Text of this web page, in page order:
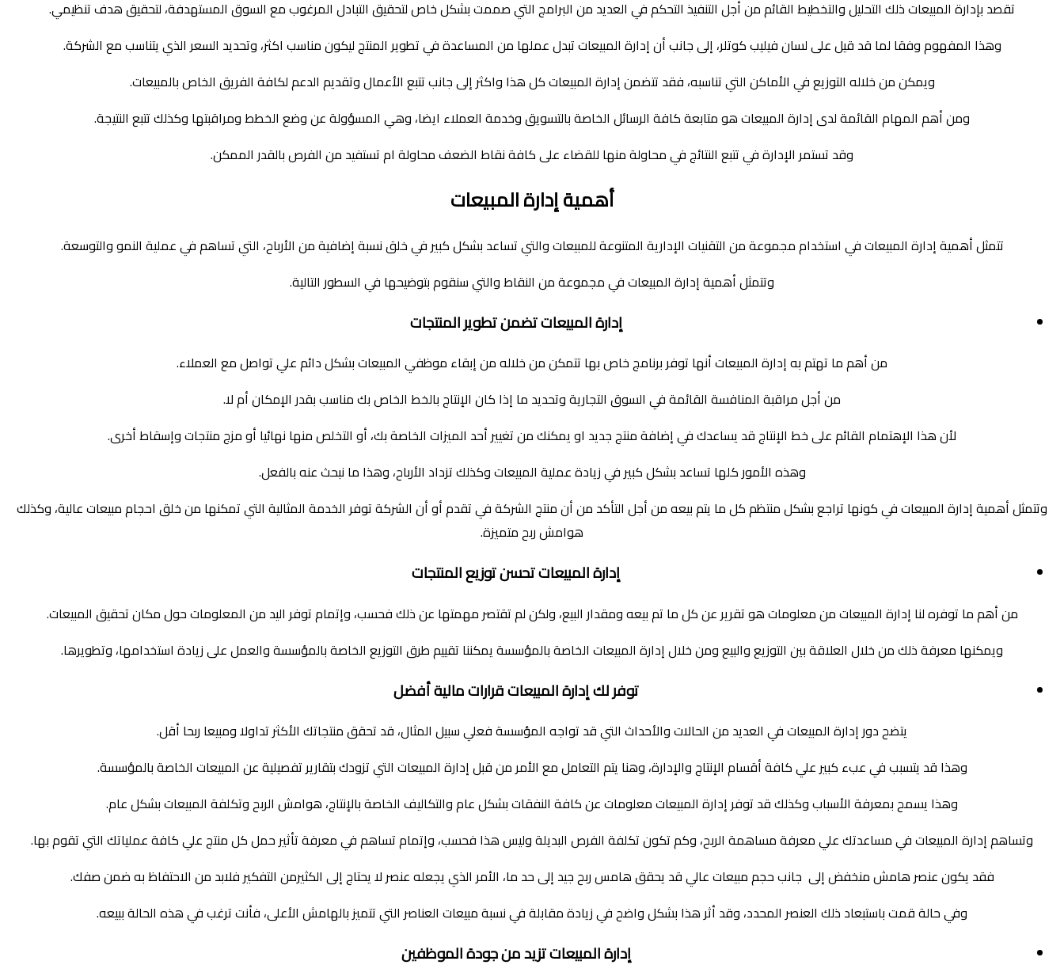
تقصد بإدارة المبيعات ذلك التحليل والتخطيط القائم من أجل التنفيذ التحكم في العديد من البرامج التي صممت بشكل خاص لتحقيق التبادل المرغوب مع السوق المستهدفة، لتحقيق هدف تنظيمي.
وهذا المفهوم وفقا لما قد قيل على لسان فيليب كوتلر، إلى جانب أن إدارة المبيعات تبدل عملها من المساعدة في تطوير المنتج ليكون مناسب اكثر، وتحديد السعر الذي يتناسب مع الشركة.
ويمكن من خلاله التوزيع في الأماكن التي تناسبه، فقد تتضمن إدارة المبيعات كل هذا واكثر إلى جانب تتبع الأعمال وتقديم الدعم لكافة الفريق الخاص بالمبيعات.
ومن أهم المهام القائمة لدى إدارة المبيعات هو متابعة كافة الرسائل الخاصة بالتسويق وخدمة العملاء ايضا، وهي المسؤولة عن وضع الخطط ومراقبتها وكذلك تتبع النتيجة.
وقد تستمر الإدارة في تتبع النتائج في محاولة منها للقضاء على كافة نقاط الضعف محاولة ام تستفيد من الفرص بالقدر الممكن.
أهمية إدارة المبيعات
تتمثل أهمية إدارة المبيعات في استخدام مجموعة من التقنيات الإدارية المتنوعة للمبيعات والتي تساعد بشكل كبير في خلق نسبة إضافية من الأرباح، التي تساهم في عملية النمو والتوسعة.
وتتمثل أهمية إدارة المبيعات في مجموعة من النقاط والتي سنقوم بتوضيحها في السطور التالية.
إدارة المبيعات تضمن تطوير المنتجات
من أهم ما تهتم به إدارة المبيعات أنها توفر برنامج خاص بها تتمكن من خلاله من إبقاء موظفي المبيعات بشكل دائم علي تواصل مع العملاء.
من أجل مراقبة المنافسة القائمة في السوق التجارية وتحديد ما إذا كان الإنتاج بالخط الخاص بك مناسب بقدر الإمكان أم لا.
لأن هذا الإهتمام القائم على خط الإنتاج قد يساعدك في إضافة منتج جديد او يمكنك من تغيير أحد الميزات الخاصة بك، أو التخلص منها نهائيا أو مزج منتجات وإسقاط أخرى.
وهذه الأمور كلها تساعد بشكل كبير في زيادة عملية المبيعات وكذلك تزداد الأرباح، وهذا ما نبحث عنه بالفعل.
وتتمثل أهمية إدارة المبيعات في كونها تراجع بشكل منتظم كل ما يتم بيعه من أجل التأكد من أن منتج الشركة في تقدم أو أن الشركة توفر الخدمة المثالية التي تمكنها من خلق احجام مبيعات عالية، وكذلك
هوامش ربح متميزة.
إدارة المبيعات تحسن توزيعالمنتجات
من أهم ما توفره لنا إدارة المبيعات من معلومات هو تقرير عن كل ما تم بيعه ومقدار البيع، ولكن لم تقتصر مهمتها عن ذلك فحسب، وإتمام توفر اليد من المعلومات حول مكان تحقيق المبيعات.
ويمكنها معرفة ذلك من خلال العلاقة بين التوزيع والبيع ومن خلال إدارة المبيعات الخاصة بالمؤسسة يمكننا تقييم طرق التوزيع الخاصة بالمؤسسة والعمل على زيادة استخدامها، وتطويرها.
توفر لك إدارة المبيعات قرارات مالية أفضل
يتضح دور إدارة المبيعات في العديد من الحالات والأحداث التي قد تواجه المؤسسة فعلي سبيل المثال، قد تحقق منتجاتك الأكثر تداولا ومبيعا ربحا أقل.
وهذا قد يتسبب في عبء كبير علي كافة أقسام الإنتاج والإدارة، وهنا يتم التعامل مع الأمر من قبل إدارة المبيعات التي تزودك بتقارير تفصيلية عن المبيعات الخاصة بالمؤسسة.
وهذا يسمح بمعرفة الأسباب وكذلك قد توفر إدارة المبيعات معلومات عن كافة النفقات بشكل عام والتكاليف الخاصة بالإنتاج، هوامش الربح وتكلفة المبيعات بشكل عام.
وتساهم إدارة المبيعات في مساعدتك علي معرفة مساهمة الربح، وكم تكون تكلفة الفرص البديلة وليس هذا فحسب، وإتمام تساهم في معرفة تأثير حمل كل منتج علي كافة عملياتك التي تقوم بها.
فقد يكون عنصر هامش منخفض إلى جانب حجم مبيعات عالي قد يحقق هامس ربح جيد إلى حد ما، الأمر الذي يجعله عنصر لا يحتاج إلى الكثيرمن التفكير فلابد من الاحتفاظ به ضمن صفك.
وفي حالة قمت باستبعاد ذلك العنصر المحدد، وقد أثر هذا بشكل واضح في زيادة مقابلة في نسبة مبيعات العناصر التي تتميز بالهامش الأعلى، فأنت ترغب في هذه الحالة ببيعه.
إدارة المبيعات تزيد من جودة الموظفين